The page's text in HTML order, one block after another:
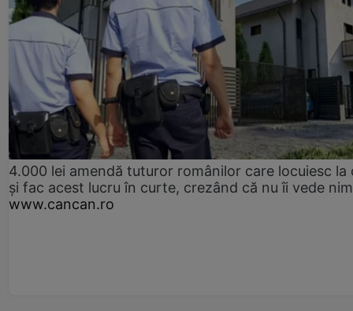
4.000 lei amendă tuturor românilor care locuiesc la
și fac acest lucru în curte, crezând că nu îi vede
www.cancan.ro